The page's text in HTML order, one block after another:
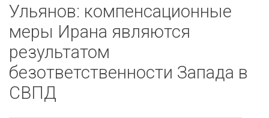
Ульянов: компенсационные
меры Ирана являются
результатом
безответственности Запада в
СВПД